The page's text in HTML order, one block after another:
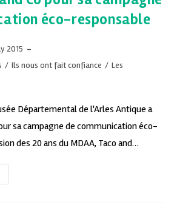
éco-responsable
2015
/ Ils nous ont fait confiance / Les
Départemental de l'Arles Antique a
sa campagne de communication éco-
des 20 ans du MDAA, Taco and…